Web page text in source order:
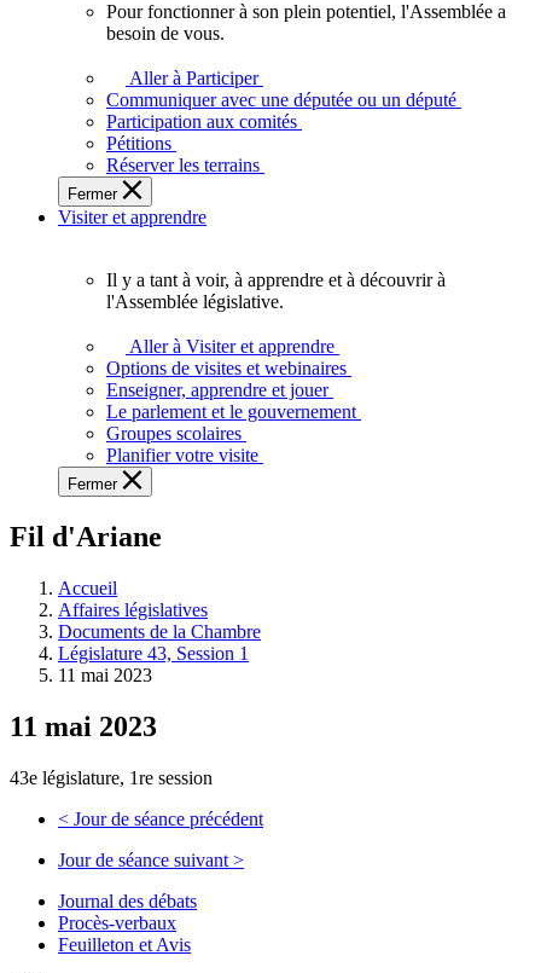
plein
potentiel,
l'Assemblée
a
besoin
de
Pour fonctionner à son plein potentiel, l'Assemblée a
besoin de vous.
Aller à Participer
Communiquer avec une députée ou un député
Participation aux comités
Pétitions
Réserver les terrains
Fermer
Visiter et apprendre
voir,
apprendre
et
à
à
législative.
Il y a tant à voir, à apprendre et à découvrir à
l'Assemblée législative.
Aller à Visiter et apprendre
Options de visites et webinaires
Enseigner, apprendre et jouer
Le parlement et le gouvernement
Groupes scolaires
Planifier votre visite
Fermer
Fil d'Ariane
Accueil
Affaires législatives
Documents de la Chambre
Législature 43, Session 1
11 mai 2023
11 mai 2023
43e législature, 1re session
< Jour de séance précédent
Jour de séance suivant >
Journal des débats
Procès-verbaux
Feuilleton et Avis